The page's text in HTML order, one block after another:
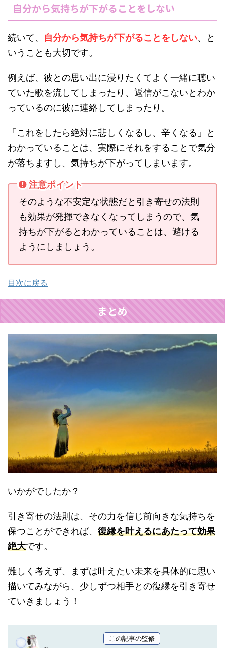
自分から気持ちが下がることをしない
続いて、 自分から気持ちが下がることをしない、と
いうことも大切です。
例えば、彼との思い出に浸りたくてよく一緒に聴い
ていた歌を流してしまったり、返信がこないとわか
っているのに彼に連絡してしまったり。
「これをしたら絶対に悲しくなるし、辛くなる」と
わかっていることは、実際にそれをすることで気分
が落ちますし、気持ちが下がってしまいます。
注意ポイント
そのような不安定な状態だと引き寄せの法則
も効果が発揮できなくなってしまうので、気
持ちが下がるとわかっていることは、避ける
ようにしましょう。
目次に戻る
まとめ
いかがでしたか？
引き寄せの法則は、その力を信じ前向きな気持ちを
保つことができれば、 復縁を叶えるにあたって効果
絶大です。
難しく考えず、まずは叶えたい未来を具体的に思い
描いてみながら、少しずつ相手との復縁を引き寄せ
ていきましょう！
この記事の監修